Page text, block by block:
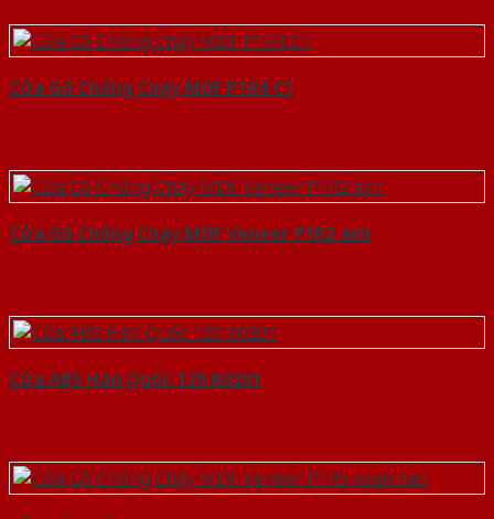
Cửa Gỗ Chống Cháy MDF P1R4 C1
Cửa Gỗ Chống Cháy MDF Veneer P1R2 ash
Cửa ABS Hàn Quốc 120 K0201